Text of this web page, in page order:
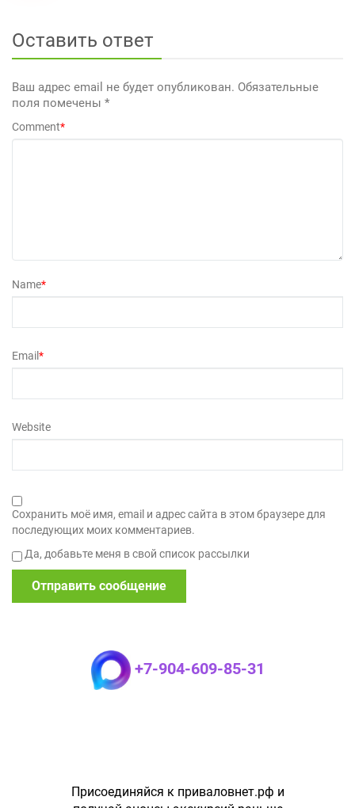
Оставить ответ
Ваш адрес email не будет опубликован. Обязательные
поля помечены *
Comment*
Name*
Email*
Website
Сохранить моё имя, email и адрес сайта в этом браузере для
последующих моих комментариев.
Да, добавьте меня в свой список рассылки
+7-904-609-85-31
Присоединяйся к приваловнет.рф и